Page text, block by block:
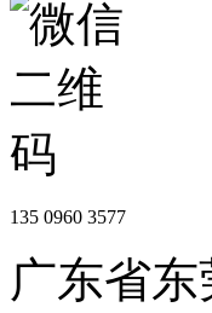
135 0960 3577
广东省